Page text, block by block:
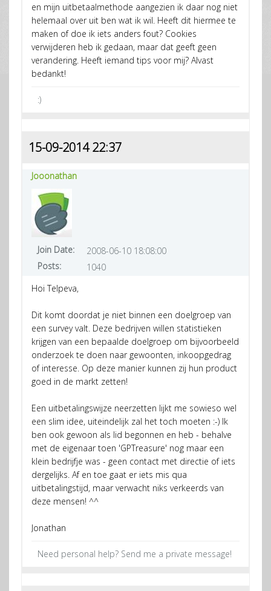
en mijn uitbetaalmethode aangezien ik daar nog niet
helemaal over uit ben wat ik wil. Heeft dit hiermee te
maken of doe ik iets anders fout? Cookies
verwijderen heb ik gedaan, maar dat geeft geen
verandering. Heeft iemand tips voor mij? Alvast
bedankt!
:)
15-09-2014 22:37
Jooonathan
Join Date:
2008-06-10 18:08:00
Posts:
1040
Hoi Telpeva,
Dit komt doordat je niet binnen een doelgroep van
een survey valt. Deze bedrijven willen statistieken
krijgen van een bepaalde doelgroep om bijvoorbeeld
onderzoek te doen naar gewoonten, inkoopgedrag
of interesse. Op deze manier kunnen zij hun product
goed in de markt zetten!
Een uitbetalingswijze neerzetten lijkt me sowieso wel
een slim idee, uiteindelijk zal het toch moeten :-) Ik
ben ook gewoon als lid begonnen en heb - behalve
met de eigenaar toen 'GPTreasure' nog maar een
klein bedrijfje was - geen contact met directie of iets
dergelijks. Af en toe gaat er iets mis qua
uitbetalingstijd, maar verwacht niks verkeerds van
deze mensen! ^^
Jonathan
Need personal help? Send me a private message!